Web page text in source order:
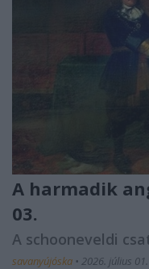
A harmadik
03.
A schooneveldi
savanyújóska • 2026. július 01.